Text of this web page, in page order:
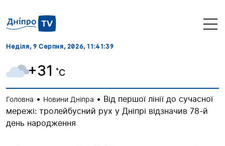
Неділя, 9 Серпня, 2026, 11:41:40
+31 ˚C
Головна • Новини Дніпра • Від першої лінії до сучасної
мережі: тролейбусний рух у Дніпрі відзначив 78-й
день народження